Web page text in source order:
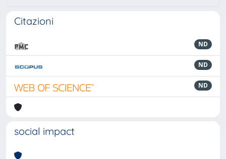
Citazioni
ND
ND
ND
social impact